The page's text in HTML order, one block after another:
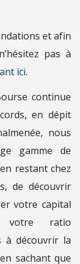
et afin
pas à
ici.
continue
en dépit
nous
gamme de
restant chez
de découvrir
votre capital
ratio
à découvrir la
sachant que